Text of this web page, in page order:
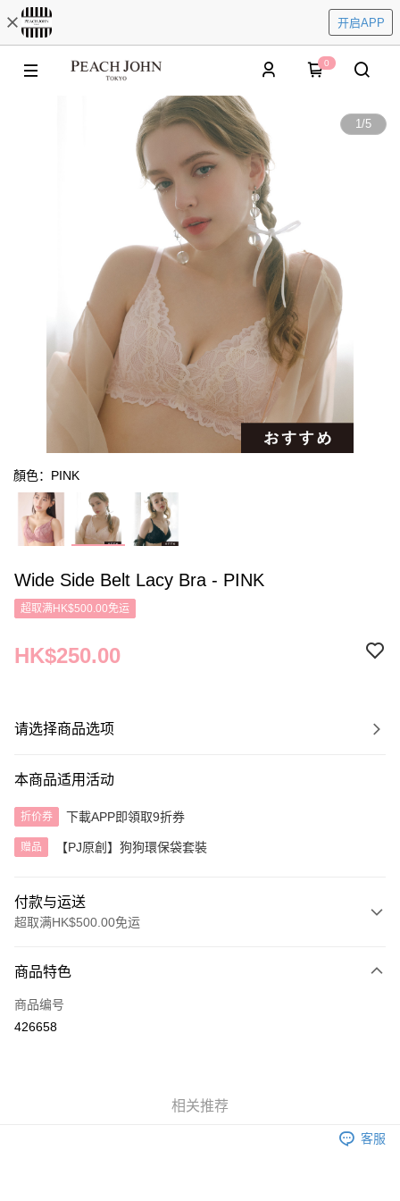
开启APP
0
1/5
顏色：PINK
Wide Side Belt Lacy Bra - PINK
超取满HK$500.00免运
HK$250.00
请选择商品选项
本商品适用活动
折价券 下載APP即領取9折券
赠品 【PJ原創】狗狗環保袋套裝
付款与运送
超取满HK$500.00免运
信用卡
AlipayHK
每笔HK$40.00，满HK$500.00(含以上)免运费
商品特色
商品编号
426658
相关推荐
客服